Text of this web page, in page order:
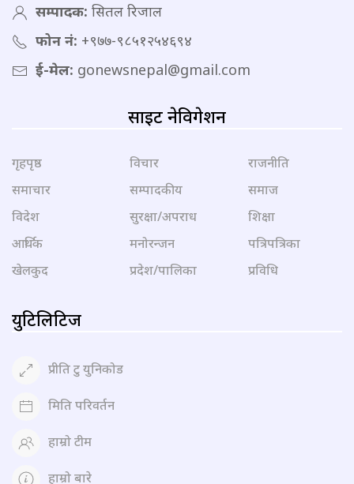
सम्पादक: सितल रिजाल
फोन नं: +९७७-९८५१२५४६९४
ई-मेल: gonewsnepal@gmail.com
साइट नेविगेशन
गृहपृष्ठ
समाचार
विदेश
आर्थिक
खेलकुद
विचार
सम्पादकीय
सुरक्षा/अपराध
मनोरन्जन
प्रदेश/पालिका
राजनीति
समाज
शिक्षा
पत्रिपत्रिका
प्रविधि
युटिलिटिज
प्रीति टु युनिकोड
मिति परिवर्तन
हाम्रो टीम
हाम्रो बारे